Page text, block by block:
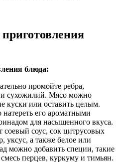
блюда:
промойте ребра,
и сухожилий. Мясо можно
куски или оставить целым.
натереть его ароматными
для насыщенного вкуса.
соевый соус, сок цитрусовых
уксус, а также белое или
можно добавить специи, такие
перцев, куркуму и тимьян.